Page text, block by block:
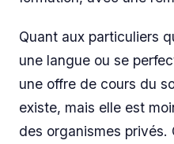
Quant aux particuliers
une langue ou se
une offre de cours du
existe, mais elle est
des organismes privés.